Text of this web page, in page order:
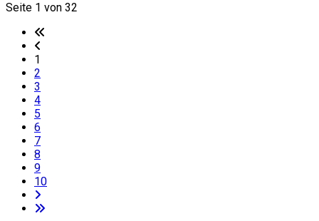
Seite 1 von 32
1
2
3
4
5
6
7
8
9
10